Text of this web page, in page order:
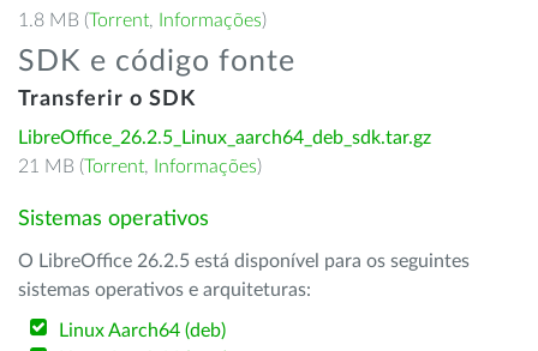
1.8 MB (Torrent, Informações)
SDK e código fonte
Transferir o SDK
LibreOffice_26.2.5_Linux_aarch64_deb_sdk.tar.gz
21 MB (Torrent, Informações)
Sistemas operativos
O LibreOffice 26.2.5 está disponível para os seguintes
sistemas operativos e arquiteturas:
Linux Aarch64 (deb)